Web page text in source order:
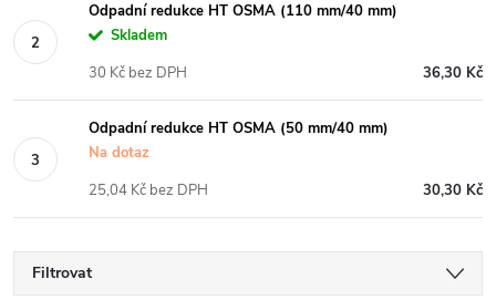
Odpadní redukce HT OSMA (110 mm/40 mm)
Skladem
36,30 Kč
30 Kč bez DPH
Odpadní redukce HT OSMA (50 mm/40 mm)
Na dotaz
30,30 Kč
25,04 Kč bez DPH
Filtrovat